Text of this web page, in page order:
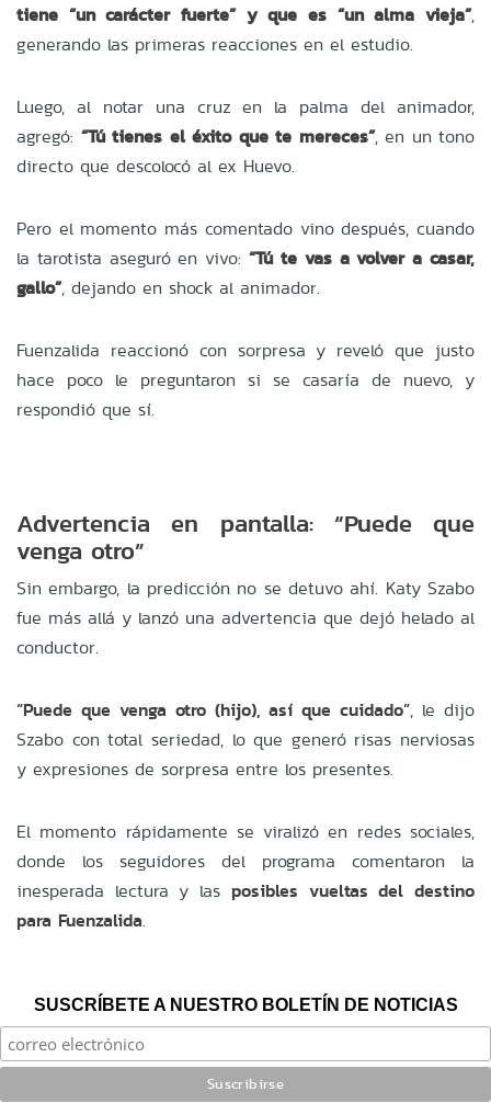
tiene “un carácter fuerte” y que es “un alma vieja”,
generando las primeras reacciones en el estudio.
Luego, al notar una cruz en la palma del animador,
agregó: “Tú tienes el éxito que te mereces”, en un tono
directo que descolocó al ex Huevo.
Pero el momento más comentado vino después, cuando
la tarotista aseguró en vivo: “Tú te vas a volver a casar,
gallo”, dejando en shock al animador.
Fuenzalida reaccionó con sorpresa y reveló que justo
hace poco le preguntaron si se casaría de nuevo, y
respondió que sí.
Advertencia en pantalla: “Puede que
venga otro”
Sin embargo, la predicción no se detuvo ahí. Katy Szabo
fue más allá y lanzó una advertencia que dejó helado al
conductor.
“Puede que venga otro (hijo), así que cuidado”, le dijo
Szabo con total seriedad, lo que generó risas nerviosas
y expresiones de sorpresa entre los presentes.
El momento rápidamente se viralizó en redes sociales,
donde los seguidores del programa comentaron la
inesperada lectura y las posibles vueltas del destino
para Fuenzalida.
SUSCRÍBETE A NUESTRO BOLETÍN DE NOTICIAS